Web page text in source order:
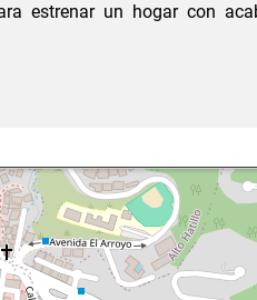
estrenar un hogar con